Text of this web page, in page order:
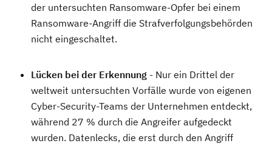
der untersuchten Ransomware-Opfer bei einem
Ransomware-Angriff die Strafverfolgungsbehörden
nicht eingeschaltet.
Lücken bei der Erkennung - Nur ein Drittel der
weltweit untersuchten Vorfälle wurde von eigenen
Cyber-Security-Teams der Unternehmen entdeckt,
während 27 % durch die Angreifer aufgedeckt
wurden. Datenlecks, die erst durch den Angriff